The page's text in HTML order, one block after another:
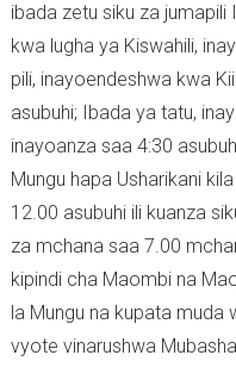
ibada zetu siku za
kwa lugha ya Kiswahili,
pili, inayoendeshwa kwa
asubuhi; Ibada ya tatu,
inayoanza saa 4:30
Mungu hapa Usharikani
12.00 asubuhi ili kuanza
za mchana saa 7.00
kipindi cha Maombi na
la Mungu na kupata
vyote vinarushwa